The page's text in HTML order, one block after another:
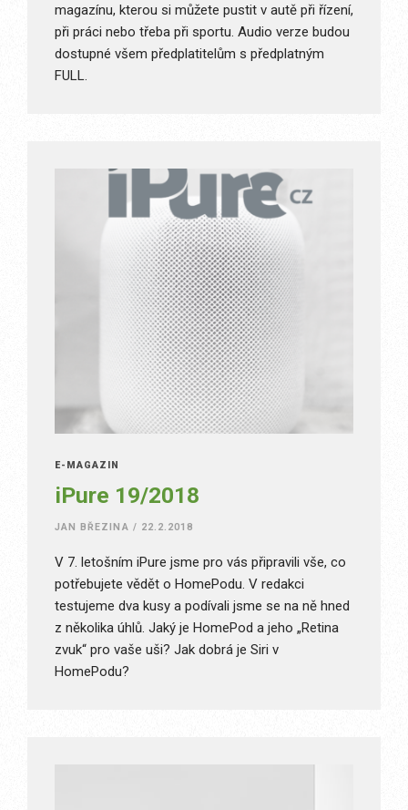
magazínu, kterou si můžete pustit v autě při řízení,
při práci nebo třeba při sportu. Audio verze budou
dostupné všem předplatitelům s předplatným
FULL.
E-MAGAZÍN
iPure 19/2018
JAN BŘEZINA / 22.2.2018
V 7. letošním iPure jsme pro vás připravili vše, co
potřebujete vědět o HomePodu. V redakci
testujeme dva kusy a podívali jsme se na ně hned
z několika úhlů. Jaký je HomePod a jeho „Retina
zvuk“ pro vaše uši? Jak dobrá je Siri v
HomePodu?